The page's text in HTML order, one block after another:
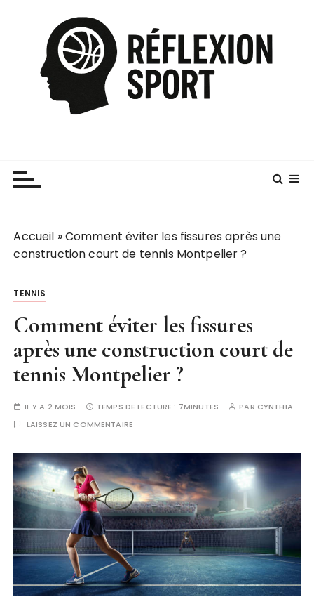
Accueil »Comment éviter les fissures après une
construction court de tennis Montpelier ?
TENNIS
Comment éviter les fissures
après une construction court de
tennis Montpelier ?
IL Y A 2 MOIS TEMPS DE LECTURE : 7MINUTES PAR CYNTHIA
LAISSEZ UN COMMENTAIRE